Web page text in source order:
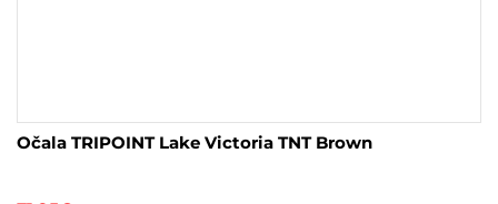
Očala TRIPOINT Lake Victoria TNT Brown